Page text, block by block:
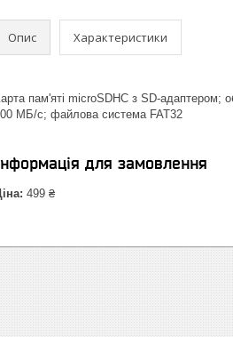
Опис Характеристики
пам'яті microSDHC з SD-адаптером;
МБ/с; файлова система FAT32
для замовлення
499 ₴